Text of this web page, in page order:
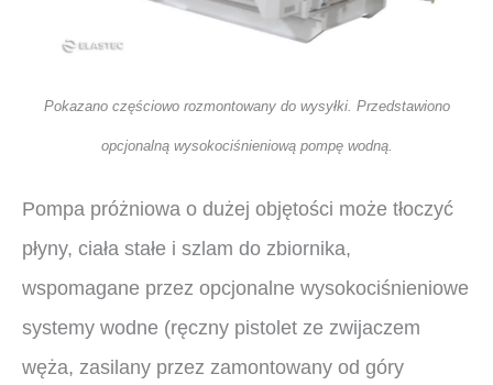
Pokazano częściowo rozmontowany do wysyłki. Przedstawiono
opcjonalną wysokociśnieniową pompę wodną.
Pompa próżniowa o dużej objętości może tłoczyć
płyny, ciała stałe i szlam do zbiornika,
wspomagane przez opcjonalne wysokociśnieniowe
systemy wodne (ręczny pistolet ze zwijaczem
węża, zasilany przez zamontowany od góry